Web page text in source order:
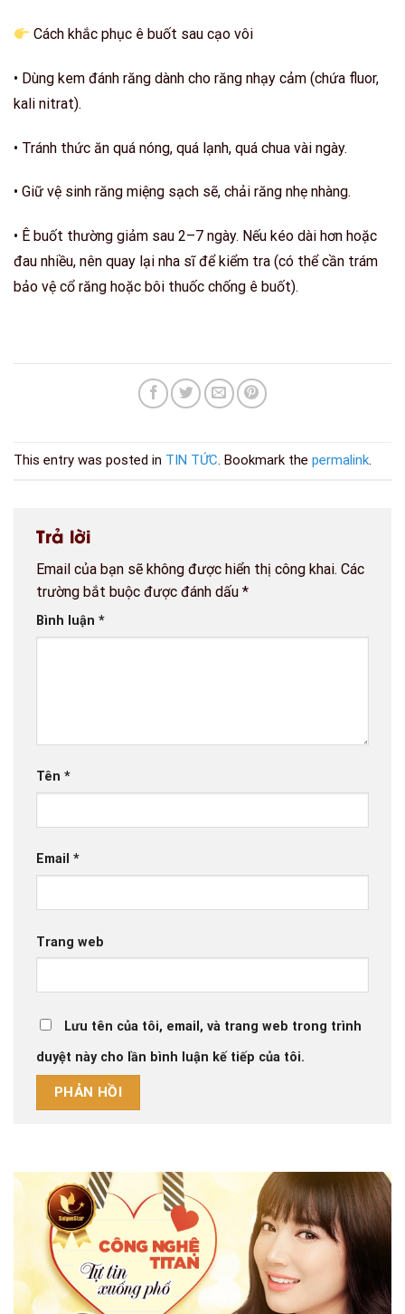
Cách khắc phục ê buốt sau cạo vôi
• Dùng kem đánh răng dành cho răng nhạy cảm (chứa fluor,
kali nitrat).
• Tránh thức ăn quá nóng, quá lạnh, quá chua vài ngày.
• Giữ vệ sinh răng miệng sạch sẽ, chải răng nhẹ nhàng.
• Ê buốt thường giảm sau 2–7 ngày. Nếu kéo dài hơn hoặc
đau nhiều, nên quay lại nha sĩ để kiểm tra (có thể cần trám
bảo vệ cổ răng hoặc bôi thuốc chống ê buốt).
This entry was posted in TIN TỨC. Bookmark the permalink.
Trả lời
Email của bạn sẽ không được hiển thị công khai. Các
trường bắt buộc được đánh dấu *
Bình luận *
Tên *
Email *
Trang web
Lưu tên của tôi, email, và trang web trong trình
duyệt này cho lần bình luận kế tiếp của tôi.